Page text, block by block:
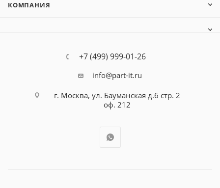
КОМПАНИЯ
+7 (499) 999-01-26
info@part-it.ru
г. Москва, ул. Бауманская д.6 стр. 2
оф. 212